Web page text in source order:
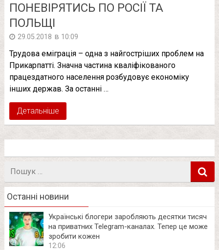
ПОНЕВІРЯТИСЬ ПО РОСІЇ ТА
ПОЛЬЩІ
29.05.2018 в 10:09
Трудова еміграція – одна з найгостріших проблем на
Прикарпатті. Значна частина кваліфікованого
працездатного населення розбудовує економіку
інших держав. За останні …
Детальніше
Пошук
Останні новини
Українські блогери заробляють десятки тисяч
на приватних Telegram-каналах. Тепер це може
зробити кожен
12:06